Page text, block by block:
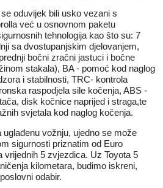
oduvijek bili usko vezani s
već u osnovnom paketu
tehnologija kao što su: 7
sa dvostupanjskim djelovanjem,
bočni zračni jastuci i bočne
stakala), BA - pomoć kod naglog
i stabilnosti, TRC- kontrola
raspodjela sile kočenja, ABS -
disk kočnice naprijed i straga,te
svjetala kod naglog kočenja.
uglađenu vožnju, ujedno se može
sigurnosti priznatim od Euro
vrijednih 5 zvjezdica. Uz Toyota 5
kilometara, budimo iskreni,
odabir.